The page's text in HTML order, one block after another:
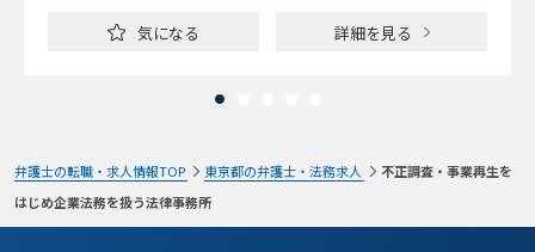
気になる 詳細を見る
弁護士の転職・求人情報TOP 東京都の弁護士・法務求人
不正調査・事業再生を
はじめ企業法務を扱う法律事務所